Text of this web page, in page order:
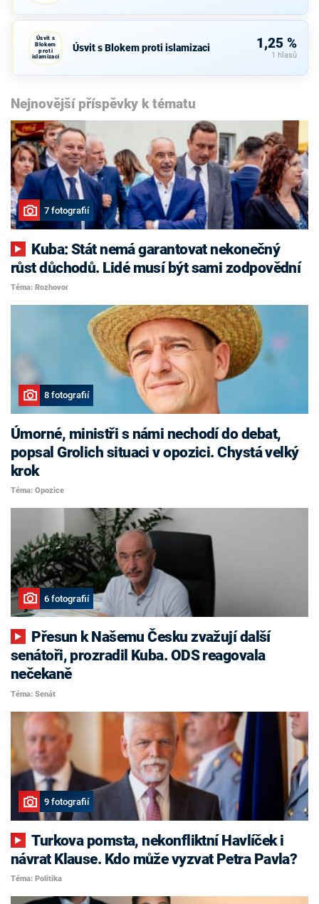
Úsvit s
Blokem
proti
islamizaci
Úsvit s Blokem proti islamizaci 1,25 %
1 hlasů
Nejnovější příspěvky k tématu
7 fotografií
růst důchodů. Lidé musí být sami zodpovědní
Téma: Rozhovor
8 fotografií
Úmorné, ministři s námi nechodí do debat,
popsal Grolich situaci v opozici. Chystá velký
krok
Téma: Opozice
6 fotografií
senátoři, prozradil Kuba. ODS reagovala
nečekaně
Téma: Senát
9 fotografií
Turkova pomsta, nekonfliktní Havlíček i
návrat Klause. Kdo může vyzvat Petra Pavla?
Téma: Politika